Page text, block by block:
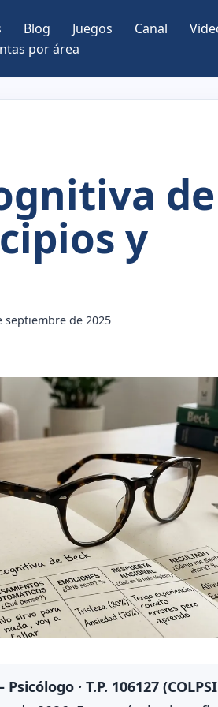
Blog Juegos Canal
por área
de
y
septiembre de 2025
· T.P. 106127